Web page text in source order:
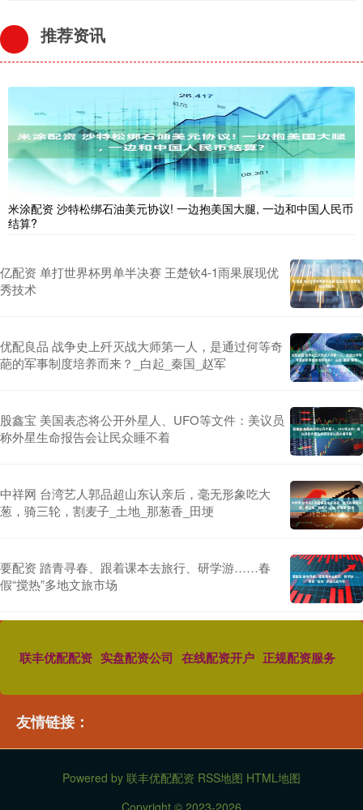
推荐资讯
米涂配资 沙特松绑石油美元协议! 一边抱美国大腿, 一边和中国人民币
结算?
亿配资 单打世界杯男单半决赛 王楚钦4-1雨果展现优
秀技术
优配良品 战争史上歼灭战大师第一人，是通过何等奇
葩的军事制度培养而来？_白起_秦国_赵军
股鑫宝 美国表态将公开外星人、UFO等文件：美议员
称外星生命报告会让民众睡不着
中祥网 台湾艺人郭品超山东认亲后，毫无形象吃大
葱，骑三轮，割麦子_土地_那葱香_田埂
要配资 踏青寻春、跟着课本去旅行、研学游……春
假“搅热”多地文旅市场
联丰优配配资 实盘配资公司 在线配资开户 正规配资服务
友情链接：
Powered by 联丰优配配资 RSS地图 HTML地图
Copyright © 2023-2026